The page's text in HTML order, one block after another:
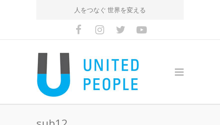
人をつなぐ 世界を変える